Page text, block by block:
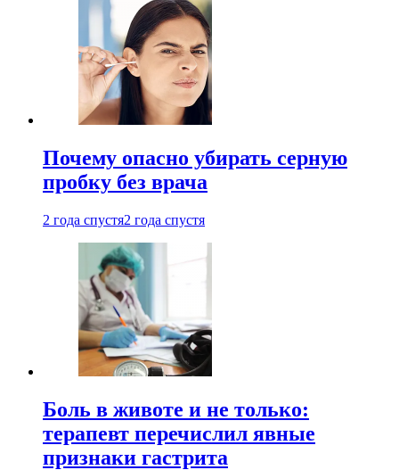
Почему опасно убирать серную
пробку без врача
2 года спустя2 года спустя
Боль в животе и не только:
терапевт перечислил явные
признаки гастрита